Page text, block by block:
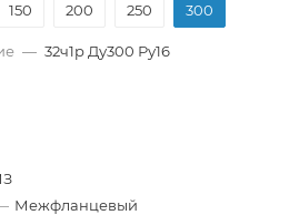
150 200 250 300
— 32ч1р Ду300 Ру16
Межфланцевый